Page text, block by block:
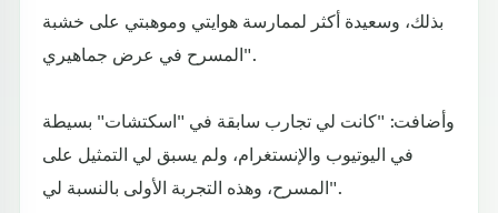
بذلك، وسعيدة أكثر لممارسة هوايتي وموهبتي على خشبة
المسرح في عرض جماهيري".
وأضافت: "كانت لي تجارب سابقة في "اسكتشات" بسيطة
في اليوتيوب والإنستغرام، ولم يسبق لي التمثيل على
المسرح، وهذه التجربة الأولى بالنسبة لي".